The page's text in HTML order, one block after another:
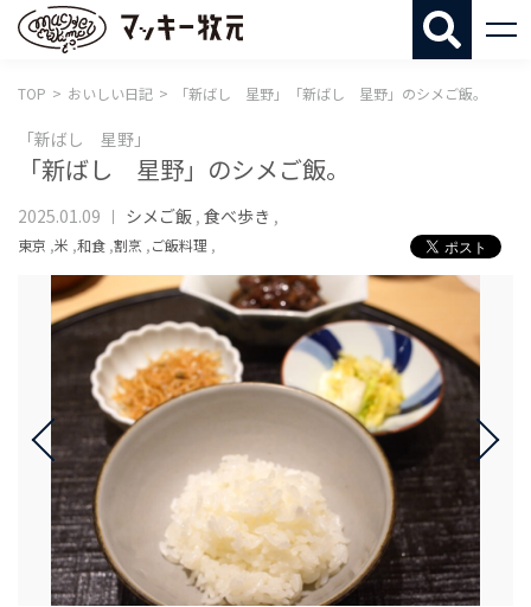
TOP おいしい日記 「新ばし 星野」「新ばし 星野」のシメご飯。
「新ばし 星野」
「新ばし 星野」のシメご飯。
2025.01.09 シメご飯 , 食べ歩き ,
東京 ,米 ,和食 ,割烹 ,ご飯料理 ,